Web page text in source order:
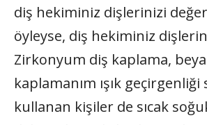
diş hekiminiz dişlerinizi
öyleyse, diş hekiminiz
Zirkonyum diş kaplama,
kaplamanım ışık
kullanan kişiler de sıcak